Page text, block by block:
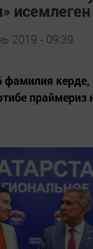
2019 - 09:39
фамилия
праймериз